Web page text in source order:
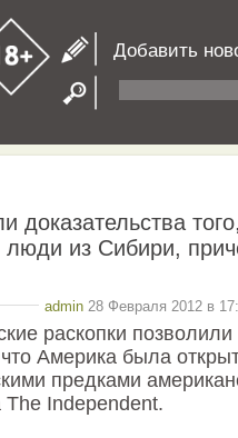
Добавить
люди из Сибири,
admin 28 Февраля 2012 в
раскопки позволили
Америка была
предками
The Independent.